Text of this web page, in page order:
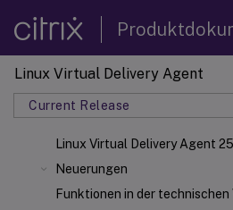
Linux Virtual Delivery Agent
Current Release
Linux Virtual Delivery Agent
Neuerungen
Funktionen in der technischen